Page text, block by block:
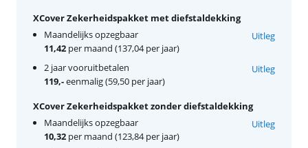
XCover Zekerheidspakket met diefstaldekking
Maandelijks opzegbaar
11,42 per maand (137,04 per jaar)
Uitleg
2 jaar vooruitbetalen
119,-eenmalig (59,50 per jaar)
Uitleg
XCover Zekerheidspakket zonder diefstaldekking
Maandelijks opzegbaar
10,32 per maand (123,84 per jaar)
Uitleg